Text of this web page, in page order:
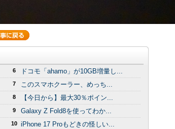
6 ドコモ「ahamo」が10GB増量し...
7 このスマホクーラー、めっち...
8 【今日から】最大30％ポイン...
9 Galaxy Z Fold8を使ってわか...
10 iPhone 17 Proもどきの怪しい...